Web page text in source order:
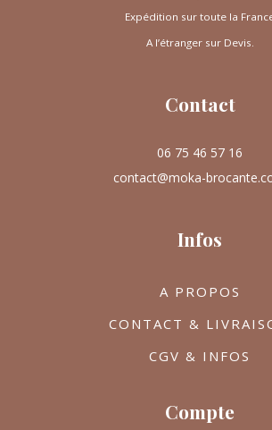
Expédition sur toute la
A l’étranger sur Devis.
Contact
06 75 46 57 16
contact@moka-
Infos
A PROPOS
CONTACT &
CGV & INFOS
Compte